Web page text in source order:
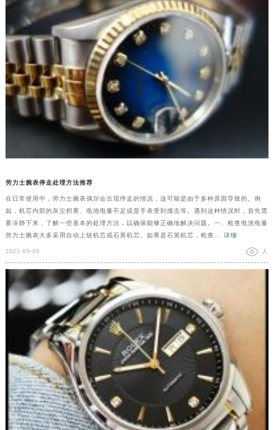
劳力士腕表停走处理方法推荐
在日常使用中，劳力士腕表偶尔会出现停走的情况，这可能是由于多种原因导致的。例
如，机芯内部的灰尘积累、电池电量不足或是手表受到撞击等。遇到这种情况时，首先需
要冷静下来，了解一些基本的处理方法，以确保能够正确地解决问题。一、检查电池电量
劳力士腕表大多采用自动上链机芯或石英机芯。如果是石英机芯，检查... 详细
2025-09-09 人